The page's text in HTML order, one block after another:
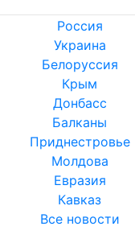
Россия
Украина
Белоруссия
Крым
Донбасс
Балканы
Приднестровье
Молдова
Евразия
Кавказ
Все новости